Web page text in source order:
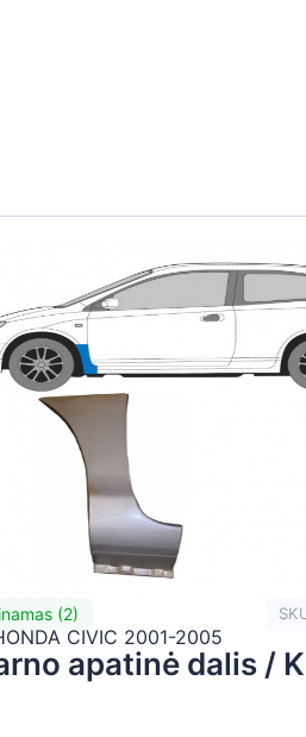
(2)
CIVIC 2001-2005
apatinė dalis /